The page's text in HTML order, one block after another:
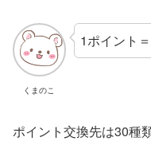
くまのこ
1ポイント
ポイント交換先は30種